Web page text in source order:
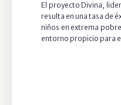
El proyecto Divina,
resulta en una tasa de
niños en extrema
entorno propicio para